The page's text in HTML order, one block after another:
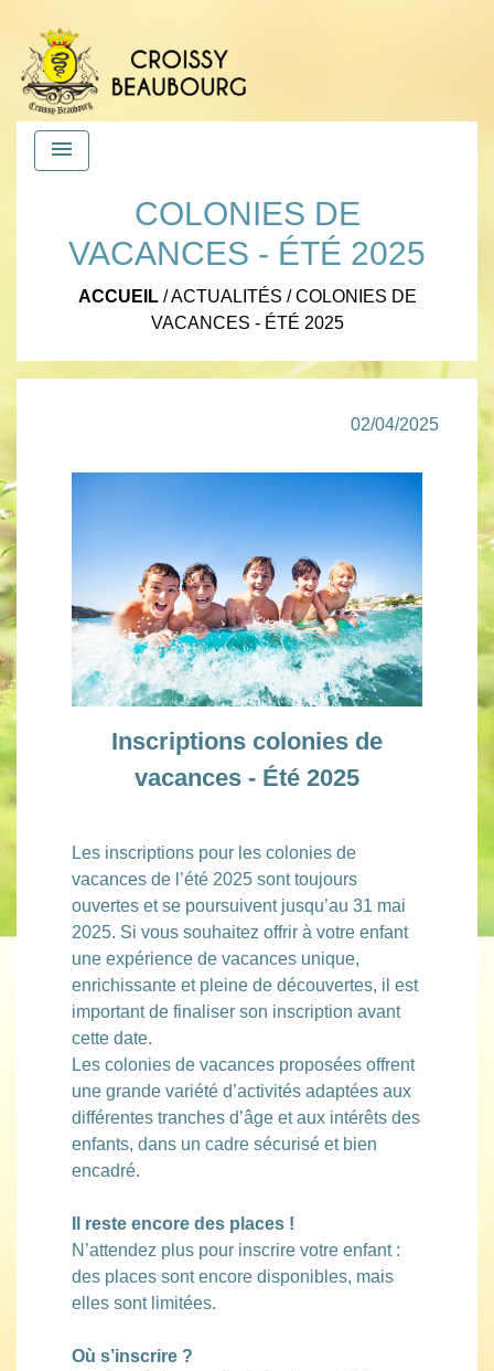
menu
COLONIES DE
VACANCES - ÉTÉ 2025
ACCUEIL/ACTUALITÉS /COLONIES DE
VACANCES - ÉTÉ 2025
02/04/2025
Inscriptions colonies de
vacances - Été 2025
Les inscriptions pour les colonies de
vacances de l’été 2025 sont toujours
ouvertes et se poursuivent jusqu’au 31 mai
2025. Si vous souhaitez offrir à votre enfant
une expérience de vacances unique,
enrichissante et pleine de découvertes, il est
important de finaliser son inscription avant
cette date.
Les colonies de vacances proposées offrent
une grande variété d’activités adaptées aux
différentes tranches d’âge et aux intérêts des
enfants, dans un cadre sécurisé et bien
encadré.
Il reste encore des places !
N’attendez plus pour inscrire votre enfant :
des places sont encore disponibles, mais
elles sont limitées.
Où s’inscrire ?